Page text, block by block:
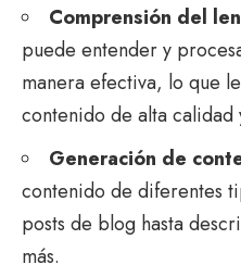
Comprensión del
puede entender y
manera efectiva, lo que
contenido de alta calidad
Generación de
contenido de diferentes
posts de blog hasta
más.